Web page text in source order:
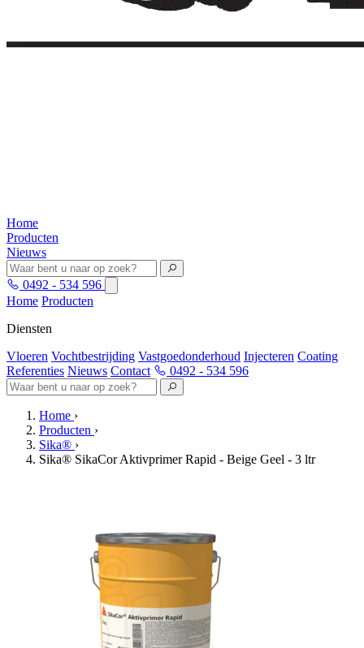
Home
Producten
Nieuws
0492 - 534 596
Home Producten
Diensten
Vloeren Vochtbestrijding Vastgoedonderhoud Injecteren Coating
Referenties Nieuws Contact 0492 - 534 596
Home ›
Producten ›
Sika® ›
Sika® SikaCor Aktivprimer Rapid - Beige Geel - 3 ltr